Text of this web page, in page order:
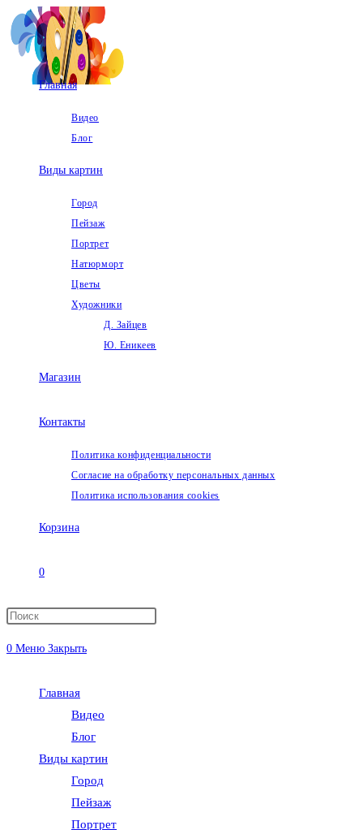
Перейти
к
содержимому
Главная
Видео
Блог
Виды картин
Город
Пейзаж
Портрет
Натюрморт
Цветы
Художники
Д. Зайцев
Ю. Еникеев
Магазин
Контакты
Политика конфиденциальности
Согласие на обработку персональных данных
Политика использования cookies
Корзина
0
Переключить
0 Меню Закрыть
Главная
Видео
Блог
Виды картин
Город
Пейзаж
Портрет